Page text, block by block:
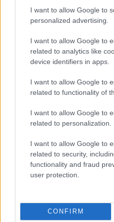
I want to allow Google to
personalized advertising.
I want to allow Google to
related to analytics like
device identifiers in apps.
I want to allow Google to
related to functionality of
I want to allow Google to
related to personalization.
I want to allow Google to
related to security,
functionality and fraud
user protection.
CONFIRM
A Moody's ugyancsak a
Prime-1 szinten
devizában fennálló
Az osztályzatok
A besorolások
indoklásában a
Dánia kivételesen
pénzügyimérleg-
dán gazdaság magas
ellenállóképességét